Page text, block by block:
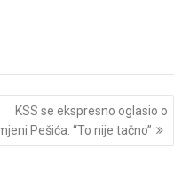
KSS se ekspresno oglasio o
Pešića: “To nije tačno”